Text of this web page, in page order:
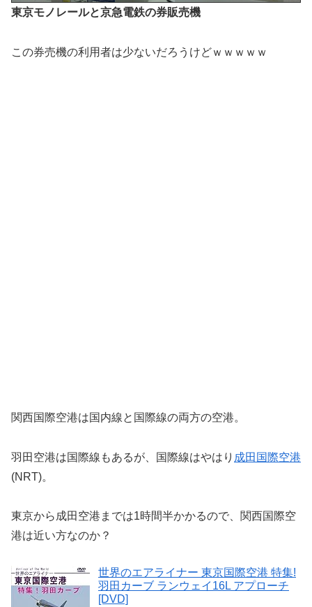
東京モノレールと京急電鉄の券販売機
この券売機の利用者は少ないだろうけどｗｗｗｗｗ
関西国際空港は国内線と国際線の両方の空港。
羽田空港は国際線もあるが、国際線はやはり 成田国際空港
(NRT)。
東京から成田空港までは1時間半かかるので、関西国際空
港は近い方なのか？
世界のエアライナー 東京国際空港 特集!
羽田カーブ ランウェイ16L アプローチ
[DVD]